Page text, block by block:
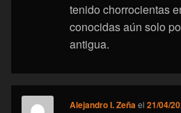
tenido chorrocientas
conocidas aún solo
antigua.
Alejandro I. Zeñael21/04/